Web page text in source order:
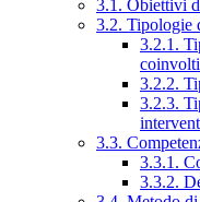
3.1. Obiettivi
3.2. Tipologie
3.2.1.
3.2.2.
3.2.3.
3.3.
3.3.1.
3.3.2.